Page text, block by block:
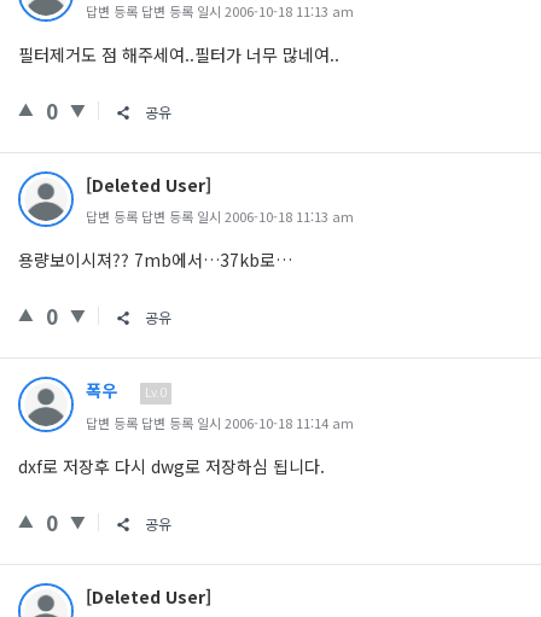
답변 등록 답변 등록 일시 2006-10-18 11:13 am
필터제거도 점 해주세여..필터가 너무 많네여..
0 공유
[Deleted User]
답변 등록 답변 등록 일시 2006-10-18 11:13 am
용량보이시져?? 7mb에서…37kb로…
0 공유
폭우 Lv.0
답변 등록 답변 등록 일시 2006-10-18 11:14 am
dxf로 저장후 다시 dwg로 저장하심 됩니다.
0 공유
[Deleted User]